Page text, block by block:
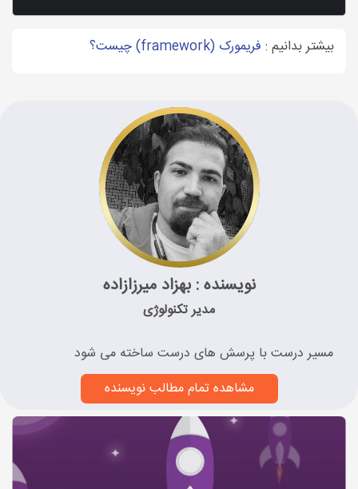
بیشتر بدانیم : فریمورک (framework) چیست؟
نویسنده : بهزاد میرزازاده
مدیر تکنولوژی
مسیر درست با پرسش های درست ساخته می شود
مشاهده تمام مطالب نویسنده